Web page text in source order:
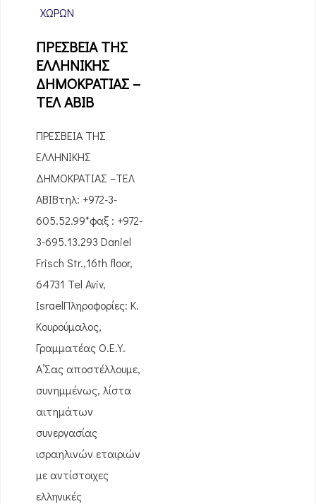
ΧΩΡΏΝ
ΠΡΕΣΒΕΙΑ ΤΗΣ
ΕΛΛHNIΚΗΣ
ΔΗΜΟΚΡΑΤΙΑΣ –
ΤΕΛ ΑΒΙΒ
ΠΡΕΣΒΕΙΑ ΤΗΣ
ΕΛΛHNIΚΗΣ
ΔΗΜΟΚΡΑΤΙΑΣ –ΤΕΛ
ΑΒΙΒτηλ: +972-3-
605.52.99*φαξ : +972-
3-695.13.293 Daniel
Frisch Str.,16th floor,
64731 Tel Aviv,
IsraelΠληροφορίες: K.
Κουρούμαλος,
Γραμματέας Ο.Ε.Υ.
Α’Σας αποστέλλουμε,
συνημμένως, λίστα
αιτημάτων
συνεργασίας
ισραηλινών εταιριών
με αντίστοιχες
ελληνικές